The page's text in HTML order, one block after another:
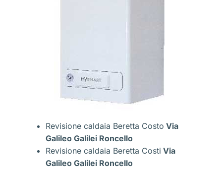
Revisione caldaia Beretta Costo Via
Galileo Galilei Roncello
Revisione caldaia Beretta Costi Via
Galileo Galilei Roncello